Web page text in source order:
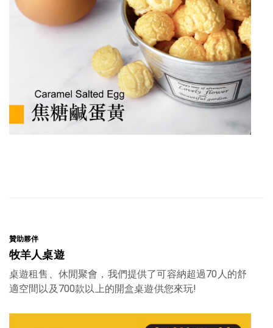
贊助夥伴
牧羊人桌遊
桌遊租售、休閒聚會，我們提供了可容納超過70人的舒
適空間以及700款以上的開盒桌遊供您來玩!